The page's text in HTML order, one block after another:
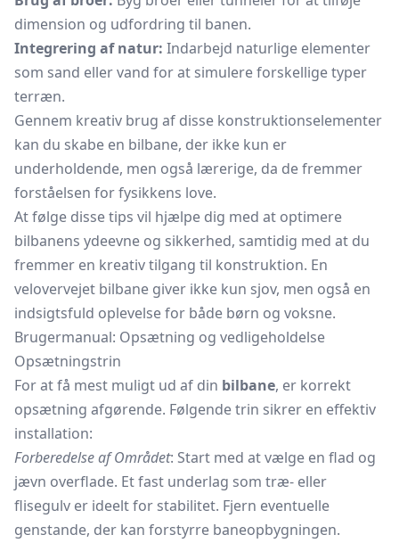
dimension og udfordring til banen.
Integrering af natur: Indarbejd naturlige elementer
som sand eller vand for at simulere forskellige typer
terræn.
Gennem kreativ brug af disse konstruktionselementer
kan du skabe en bilbane, der ikke kun er
underholdende, men også lærerige, da de fremmer
forståelsen for fysikkens love.
At følge disse tips vil hjælpe dig med at optimere
bilbanens ydeevne og sikkerhed, samtidig med at du
fremmer en kreativ tilgang til konstruktion. En
velovervejet bilbane giver ikke kun sjov, men også en
indsigtsfuld oplevelse for både børn og voksne.
Brugermanual: Opsætning og vedligeholdelse
Opsætningstrin
For at få mest muligt ud af din bilbane, er korrekt
opsætning afgørende. Følgende trin sikrer en effektiv
installation:
Forberedelse af Området: Start med at vælge en flad og
jævn overflade. Et fast underlag som træ- eller
flisegulv er ideelt for stabilitet. Fjern eventuelle
genstande, der kan forstyrre baneopbygningen.